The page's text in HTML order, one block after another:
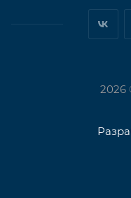
2026